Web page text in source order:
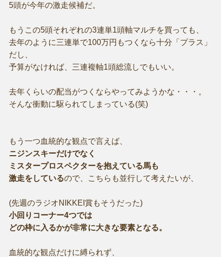
5頭が今年の激走候補だ。
もうこの5頭それぞれの3連単1頭軸マルチを買っても、
去年のように三連単で100万円もつくなら十分「プラス」
だし、
予算がなければ、三連複軸1頭総流しでもいい。
去年くらいの配当がつくならやってみようかな・・・。
そんな衝動に駆られてしまっている(笑)
もう一つ血統的な観点で言えば、
ニジンスキーだけでなく
ミスタープロスペクターを抱えている馬も
激走をしているので、こちらも並行して考えたいが、
(先週のラジオNIKKEI賞もそうだった)
小回りコーナー4つでは
どの枠に入るかが非常に大きな要素となる。
血統的な観点だけに縛られず、